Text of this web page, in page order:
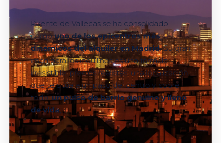
Puente de Vallecas se ha consolidado
comouno de los epicentros más
dinámicos del alquiler en Madrid. Su gran
imán para los inquilinos es una fórmula
irresistible: precios realistas, una localización
que te sitúa a un paso del centro y, sobre
todo,un pulso de barrio genuino y lleno
de vida,